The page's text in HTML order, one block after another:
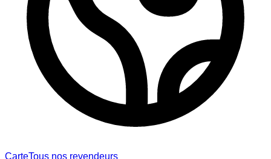
CarteTous nos revendeurs